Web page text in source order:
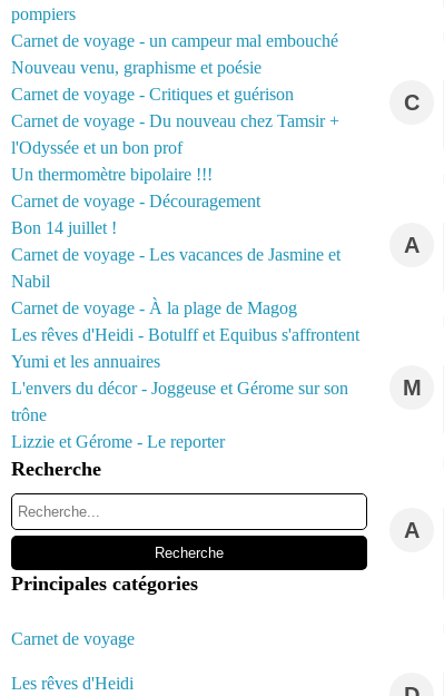
pompiers
Carnet de voyage - un campeur mal embouché
Nouveau venu, graphisme et poésie
Carnet de voyage - Critiques et guérison
Carnet de voyage - Du nouveau chez Tamsir +
l'Odyssée et un bon prof
Un thermomètre bipolaire !!!
Carnet de voyage - Découragement
Bon 14 juillet !
Carnet de voyage - Les vacances de Jasmine et
Nabil
Carnet de voyage - À la plage de Magog
Les rêves d'Heidi - Botulff et Equibus s'affrontent
Yumi et les annuaires
L'envers du décor - Joggeuse et Gérome sur son
trône
Lizzie et Gérome - Le reporter
Recherche
Principales catégories
Carnet de voyage
Les rêves d'Heidi
C
A
M
A